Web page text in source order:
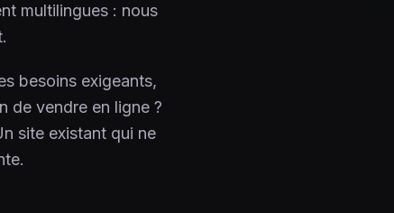
multilingues : nous
besoins exigeants,
de vendre en ligne ?
site existant qui ne